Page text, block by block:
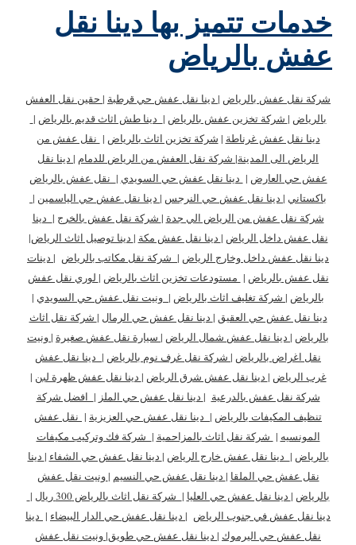
خدمات تتميز بها دينا نقل
عفش بالرياض
شركة نقل عفش بالرياض | دينا نقل عفش حي قرطبة | حقين نقل العفش
بالرياض | شركة تخزين عفش بالرياض | دينا طش اثاث قديم بالرياض |
دينا نقل عفش غرناطة | شركة تخزين اثاث بالرياض | نقل عفش من
الرياض الى المدينة| شركة نقل العفش من الرياض للدمام | دينا نقل
عفش حي العارض | دينا نقل عفش حي السويدي | نقل عفش بالرياض
باكستاني | دينا نقل عفش حي النرجس | دينا نقل عفش حي الياسمين |
شركة نقل عفش من الرياض الي جدة | شركة نقل عفش بالخرج | دينا
نقل عفش داخل الرياض | دينا نقل عفش مكة | دينا توصيل اثاث الرياض|
دينا نقل عفش داخل وخارج الرياض | شركة نقل مكاتب بالرياض | دينات
نقل عفش بالرياض | مستودعات تخزين اثاث بالرياض | لوري نقل عفش
بالرياض | شركة تغليف اثاث بالرياض | ونيت نقل عفش حي السويدي |
دينا نقل عفش حي العقيق | دينا نقل عفش حي الرمال | شركة نقل اثاث
بالرياض | دينا نقل عفش شمال الرياض | سيارة نقل عفش صغيرة | ونيت
نقل اغراض بالرياض | شركة نقل غرف نوم بالرياض | دينا نقل عفش
غرب الرياض | دينا نقل عفش شرق الرياض | دينا نقل عفش ظهرة لبن |
شركة نقل عفش بالدرعية | دينا نقل عفش حي الملز | افضل شركة
تنظيف المكيفات بالرياض | دينا نقل عفش حي العزيزية | نقل عفش
المونسيه | شركة نقل اثاث بالمزاحمية | شركة فك وتركيب مكيفات
بالرياض | دينا نقل عفش خارج الرياض | دينا نقل عفش حي الشفاء | دينا
نقل عفش حي الملقا | دينا نقل عفش حي النسيم | ونيت نقل عفش
بالرياض | دينا نقل عفش حي العليا | شركة نقل اثاث بالرياض 300 ريال
|
دينا نقل عفش في جنوب الرياض | دينا نقل عفش حي الدار البيضاء | دينا
نقل عفش حي اليرموك | دينا نقل عفش حي طويق| ونيت نقل عفش